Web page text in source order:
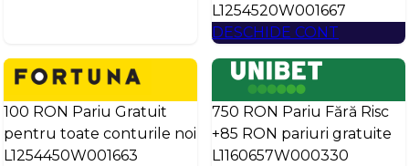
L1254520W001667
DESCHIDE CONT
100 RON Pariu Gratuit
pentru toate conturile noi
L1254450W001663
750 RON Pariu Fără Risc
+85 RON pariuri gratuite
L1160657W000330